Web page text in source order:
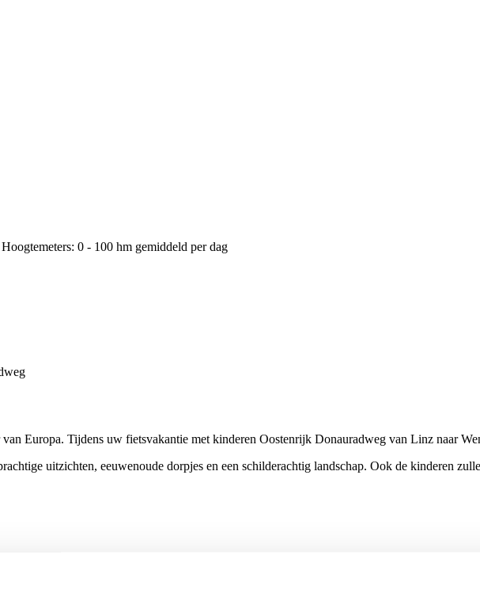
0 - 100 hm gemiddeld per dag
Europa. Tijdens uw fietsvakantie met kinderen Oostenrijk Donauradweg van Linz naar
uitzichten, eeuwenoude dorpjes en een schilderachtig landschap. Ook de kinderen